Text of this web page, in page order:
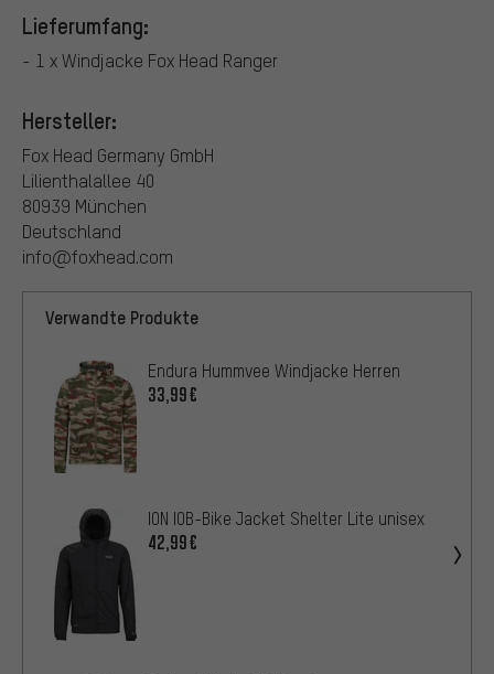
Lieferumfang:
- 1 x Windjacke Fox Head Ranger
Hersteller:
Fox Head Germany GmbH
Lilienthalallee 40
80939 München
Deutschland
info@foxhead.com
Verwandte Produkte
Endura Hummvee Windjacke Herren
33,99€
ION IOB-Bike Jacket Shelter Lite unisex
42,99€